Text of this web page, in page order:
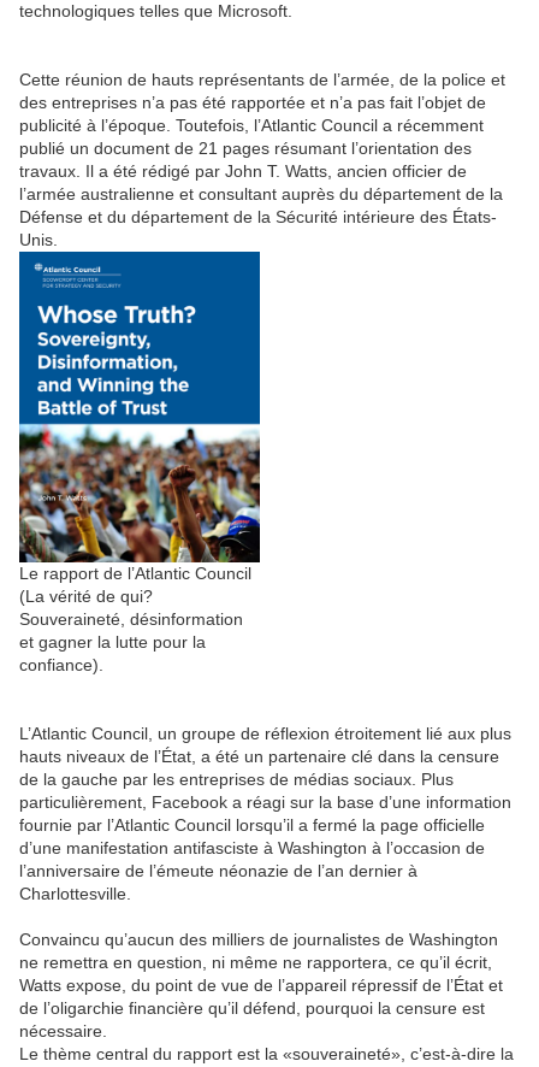
technologiques telles que Microsoft.
Cette réunion de hauts représentants de l’armée, de la police et
des entreprises n’a pas été rapportée et n’a pas fait l’objet de
publicité à l’époque. Toutefois, l’Atlantic Council a récemment
publié un document de 21 pages résumant l’orientation des
travaux. Il a été rédigé par John T. Watts, ancien officier de
l’armée australienne et consultant auprès du département de la
Défense et du département de la Sécurité intérieure des États-
Unis.
Le rapport de l’Atlantic Council
(La vérité de qui?
Souveraineté, désinformation
et gagner la lutte pour la
confiance).
L’Atlantic Council, un groupe de réflexion étroitement lié aux plus
hauts niveaux de l’État, a été un partenaire clé dans la censure
de la gauche par les entreprises de médias sociaux. Plus
particulièrement, Facebook a réagi sur la base d’une information
fournie par l’Atlantic Council lorsqu’il a fermé la page officielle
d’une manifestation antifasciste à Washington à l’occasion de
l’anniversaire de l’émeute néonazie de l’an dernier à
Charlottesville.
Convaincu qu’aucun des milliers de journalistes de Washington
ne remettra en question, ni même ne rapportera, ce qu’il écrit,
Watts expose, du point de vue de l’appareil répressif de l’État et
de l’oligarchie financière qu’il défend, pourquoi la censure est
nécessaire.
Le thème central du rapport est la «souveraineté», c’est-à-dire la